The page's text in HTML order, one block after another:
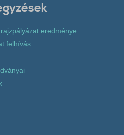
eredménye
felhívás